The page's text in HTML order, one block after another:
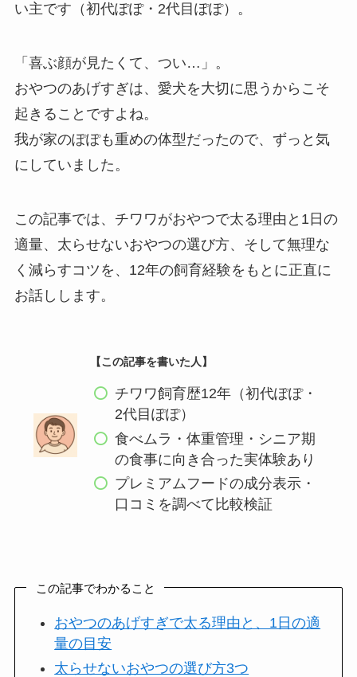
い主です（初代ぽぽ・2代目ぽぽ）。
「喜ぶ顔が見たくて、つい…」。
おやつのあげすぎは、愛犬を大切に思うからこそ
起きることですよね。
我が家のぽぽも重めの体型だったので、ずっと気
にしていました。
この記事では、チワワがおやつで太る理由と1日の
適量、太らせないおやつの選び方、そして無理な
く減らすコツを、12年の飼育経験をもとに正直に
お話しします。
【この記事を書いた人】
チワワ飼育歴12年（初代ぽぽ・
2代目ぽぽ）
食べムラ・体重管理・シニア期
の食事に向き合った実体験あり
プレミアムフードの成分表示・
口コミを調べて比較検証
この記事でわかること
おやつのあげすぎで太る理由と、1日の適
量の目安
太らせないおやつの選び方3つ